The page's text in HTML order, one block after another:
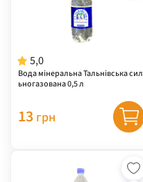
5,0
Вода мінеральна Тальнівська сил
ьногазована 0,5 л
13 грн